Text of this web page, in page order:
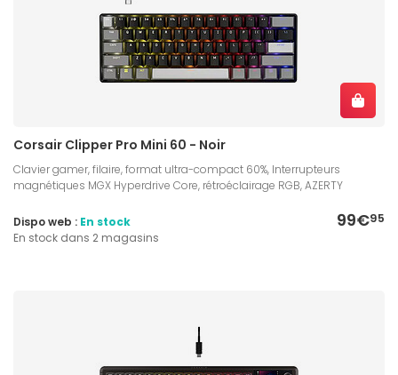
Corsair Clipper Pro Mini 60 - Noir
Clavier gamer, filaire, format ultra-compact 60%, Interrupteurs
magnétiques MGX Hyperdrive Core, rétroéclairage RGB, AZERTY
99€95
Dispo web : En stock
En stock dans 2 magasins